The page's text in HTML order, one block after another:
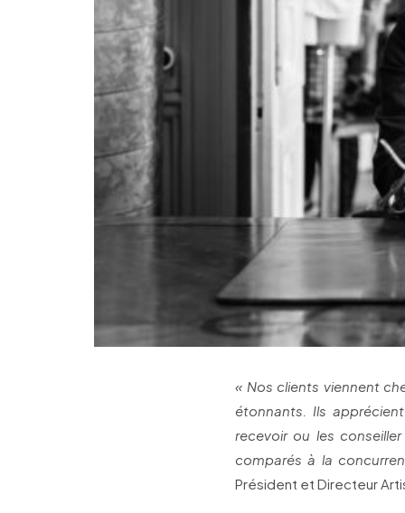
« Nos clients viennent
étonnants. Ils
recevoir ou les
comparés à la
Président et Directeur